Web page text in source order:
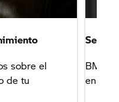
sobre el
de tu
BMW
en el